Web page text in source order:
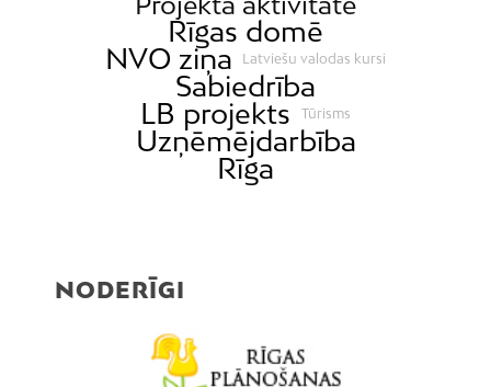
Rīgas domē
NVO ziņa
Latviešu valodas kursi
Sabiedrība
LB projekts
Tūrisms
Uzņēmējdarbība
Rīga
NODERĪGI